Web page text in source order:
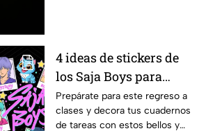
4 ideas de stickers de
los Saja Boys para
forrar libretas de tareas
para este regreso a
Prepárate para este regreso a
clases y decora tus cuadernos
de tareas con estos bellos y